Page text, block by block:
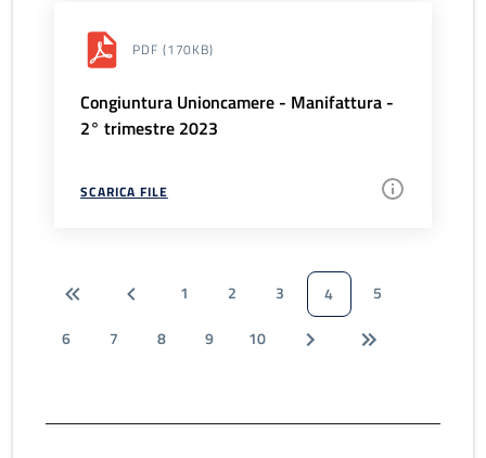
PDF (170KB)
Congiuntura Unioncamere - Manifattura -
2° trimestre 2023
SCARICA FILE
1 2 3 4
5
6
7 8 9 10